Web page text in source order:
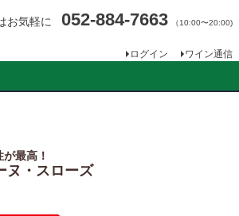
お気軽に 052-884-7663 （10:00〜20:00)
ログイン ワイン通信
最高！
ヌ・スローズ